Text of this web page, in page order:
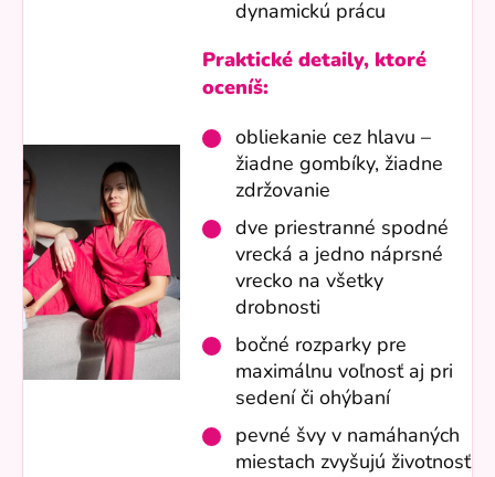
dynamickú prácu
Praktické detaily, ktoré
oceníš:
obliekanie cez hlavu –
žiadne gombíky, žiadne
zdržovanie
dve priestranné spodné
vrecká a jedno náprsné
vrecko na všetky
drobnosti
bočné rozparky pre
maximálnu voľnosť aj pri
sedení či ohýbaní
pevné švy v namáhaných
miestach zvyšujú životnosť